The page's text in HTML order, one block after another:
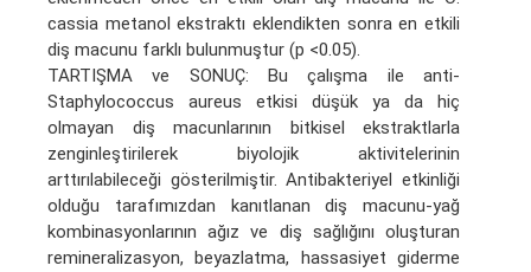
cassia metanol ekstraktı eklendikten sonra en etkili
diş macunu farklı bulunmuştur (p <0.05).
TARTIŞMA ve SONUÇ: Bu çalışma ile anti-
Staphylococcus aureus etkisi düşük ya da hiç
olmayan diş macunlarının bitkisel ekstraktlarla
zenginleştirilerek biyolojik aktivitelerinin
arttırılabileceği gösterilmiştir. Antibakteriyel etkinliği
olduğu tarafımızdan kanıtlanan diş macunu-yağ
kombinasyonlarının ağız ve diş sağlığını oluşturan
remineralizasyon, beyazlatma, hassasiyet giderme